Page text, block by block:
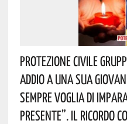
Protezione Civile
Addio A Una Sua
Sempre Voglia Di
Presente”. Il Ricordo